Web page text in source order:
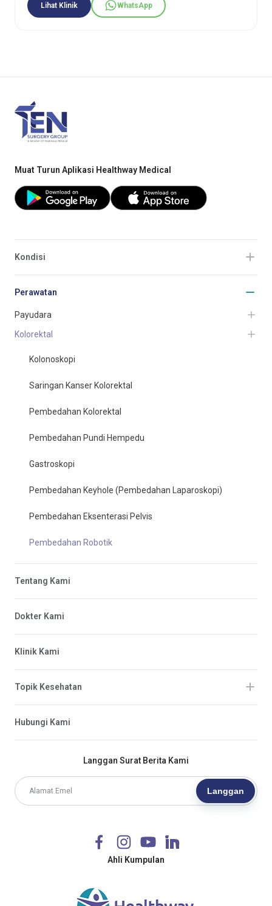
Lihat Klinik WhatsApp
Muat Turun Aplikasi Healthway Medical
Langgan Surat Berita Kami
Langgan
Ahli Kumpulan
Kondisi
Perawatan
Payudara
Kolorektal
Kolonoskopi
Saringan Kanser Kolorektal
Pembedahan Kolorektal
Pembedahan Pundi Hempedu
Gastroskopi
Pembedahan Keyhole (Pembedahan Laparoskopi)
Pembedahan Eksenterasi Pelvis
Pembedahan Robotik
Tentang Kami
Dokter Kami
Klinik Kami
Topik Kesehatan
Hubungi Kami